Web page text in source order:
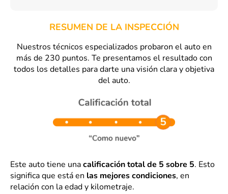
RESUMEN DE LA INSPECCIÓN
Nuestros técnicos especializados probaron el auto en
más de 230 puntos. Te presentamos el resultado con
todos los detalles para darte una visión clara y objetiva
del auto.
Este auto tiene unacalificación total de 5 sobre 5. Esto
significa que está en las mejores condiciones, en
relación con la edad y kilometraje.